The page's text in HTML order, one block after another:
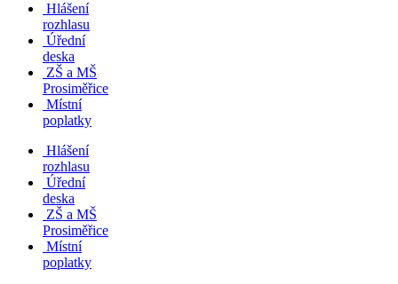
Hlášení
rozhlasu
Úřední
deska
ZŠ a MŠ
Prosiměřice
Místní
poplatky
Hlášení
rozhlasu
Úřední
deska
ZŠ a MŠ
Prosiměřice
Místní
poplatky